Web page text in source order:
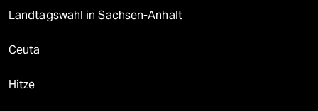
Landtagswahl in Sachsen-Anhalt
Ceuta
Hitze